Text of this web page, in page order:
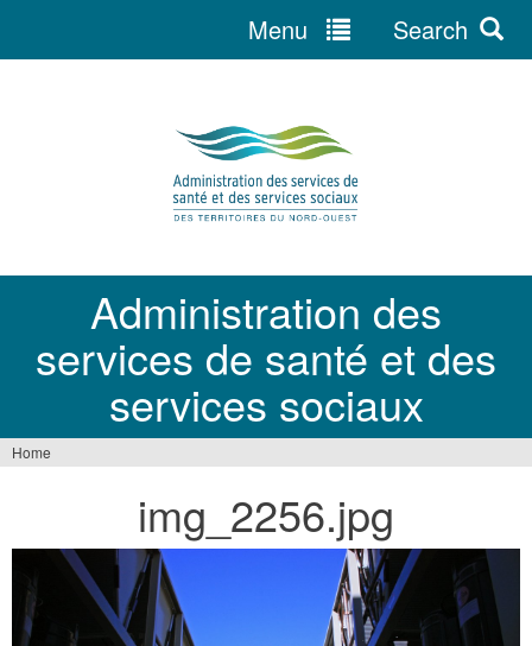
Administration des
services de santé et des
services sociaux
Menu Search
here
Home
img_2256.jpg